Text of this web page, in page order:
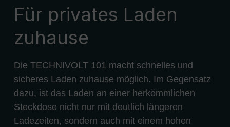
Für privates Laden
zuhause
Die TECHNIVOLT 101 macht schnelles und
sicheres Laden zuhause möglich. Im Gegensatz
dazu, ist das Laden an einer herkömmlichen
Steckdose nicht nur mit deutlich längeren
Ladezeiten, sondern auch mit einem hohen